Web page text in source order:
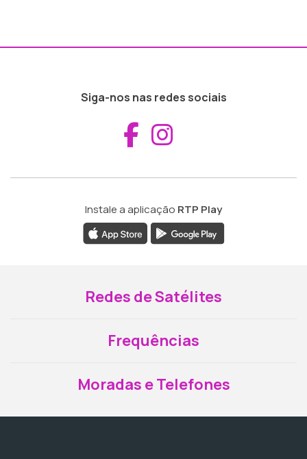
Siga-nos nas redes sociais
Aceder ao
Instale a aplicação RTP Play
Redes de Satélites
Frequências
Moradas e Telefones